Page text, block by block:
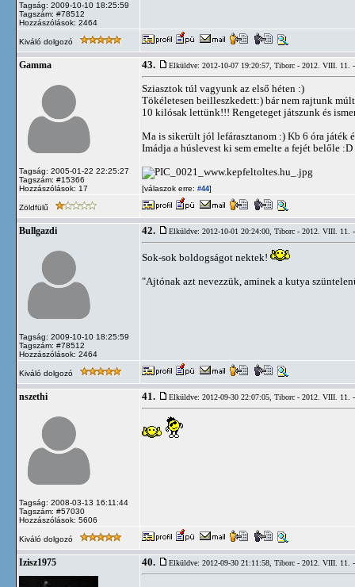
Tagság: 2009-10-10 18:25:59
Tagszám: #78512
Hozzászólások: 2464
Kiváló dolgozó
Gamma
Tagság: 2005-01-22 22:25:27
Tagszám: #15366
Hozzászólások: 17
43. Elküldve: 2012-10-07 19:20:57, Tiborc - 2012. VIII. 11. -
Sziasztok túl vagyunk az első héten :)
Tökéletesen beilleszkedett:) bár nem rajtunk
10 kilósak lettünk!!! Rengeteget játszunk és
Ma is sikerült jól lefárasztanom :) Kb 6 óra játék
Imádja a húslevest ki sem emelte a fejét belőle :D
[válaszok erre: #44]
Zöldfülű
Bullgazdi
Tagság: 2009-10-10 18:25:59
Tagszám: #78512
Hozzászólások: 2464
42. Elküldve: 2012-10-01 20:24:00, Tiborc - 2012. VIII. 11. -
Sok-sok boldogságot nektek!
"Ajtónak azt nevezzük, aminek a kutya
Kiváló dolgozó
nszethi
Tagság: 2008-03-13 16:11:44
Tagszám: #57030
Hozzászólások: 5606
41. Elküldve: 2012-09-30 22:07:05, Tiborc - 2012. VIII. 11. -
Kiváló dolgozó
Izisz1975 40. Elküldve: 2012-09-30 21:11:58, Tiborc - 2012. VIII. 11. -